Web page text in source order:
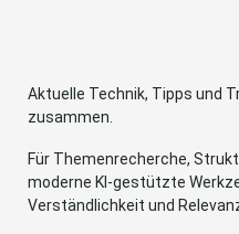
Aktuelle Technik, Tipps und
zusammen.
Für Themenrecherche,
moderne KI-gestützte
Verständlichkeit und